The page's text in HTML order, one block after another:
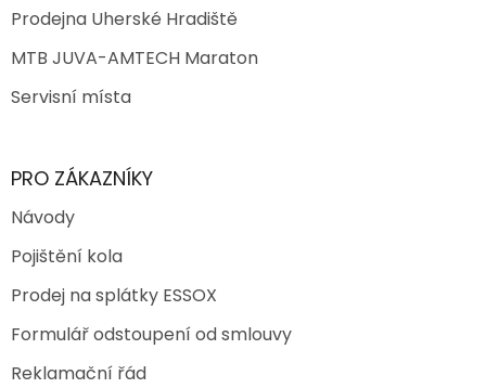
Prodejna Uherské Hradiště
MTB JUVA-AMTECH Maraton
Servisní místa
PRO ZÁKAZNÍKY
Návody
Pojištění kola
Prodej na splátky ESSOX
Formulář odstoupení od smlouvy
Reklamační řád